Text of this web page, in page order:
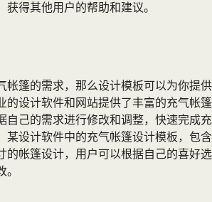
获得其他用户的帮助和建议。
帐篷的需求，那么设计模板可以为你提供
的设计软件和网站提供了丰富的充气帐篷
自己的需求进行修改和调整，快速完成充
某设计软件中的充气帐篷设计模板，包含
的帐篷设计，用户可以根据自己的喜好选